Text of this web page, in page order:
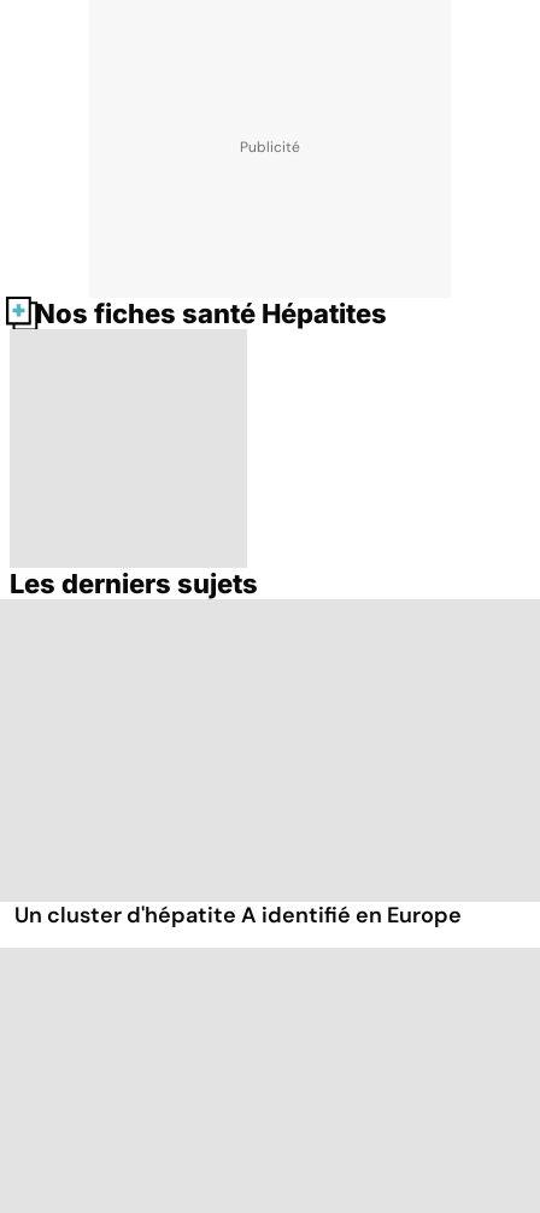
Nos fiches santé Hépatites
Hépatites : le foie
Les derniers sujets
Un cluster d'hépatite A identifié en Europe